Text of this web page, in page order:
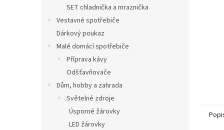
SET chladnička a mraznička
Vestavné spotřebiče
Dárkový poukaz
Malé domácí spotřebiče
Příprava kávy
Odšťavňovače
Dům, hobby a zahrada
Světelné zdroje
Úsporné žárovky
LED žárovky